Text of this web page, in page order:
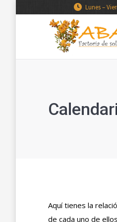
Lunes –
Aquí tienes la
de cada uno de